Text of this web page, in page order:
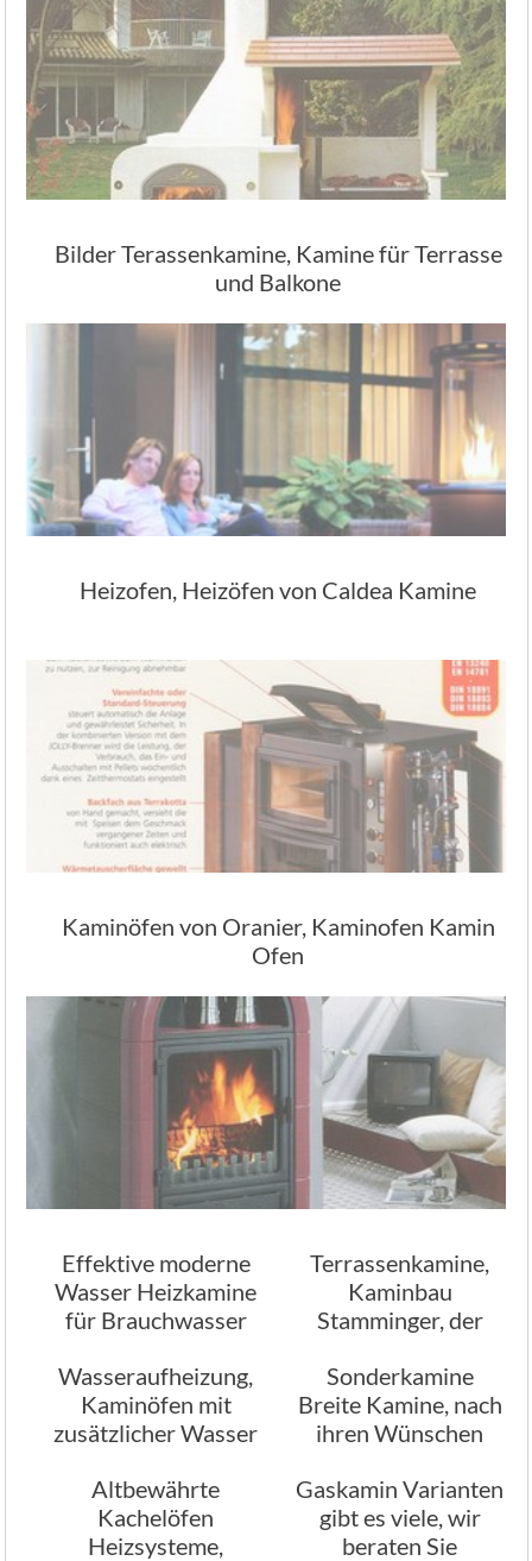
Bilder Terassenkamine, Kamine für Terrasse
und Balkone
Heizofen, Heizöfen von Caldea Kamine
Kaminöfen von Oranier, Kaminofen Kamin
Ofen
Effektive moderne
Wasser Heizkamine
für Brauchwasser
Terrassenkamine,
Kaminbau
Stamminger, der
Wasseraufheizung,
Kaminöfen mit
zusätzlicher Wasser
Sonderkamine
Breite Kamine, nach
ihren Wünschen
Altbewährte
Kachelöfen
Heizsysteme,
Gaskamin Varianten
gibt es viele, wir
beraten Sie